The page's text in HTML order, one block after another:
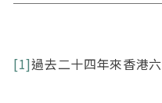
[1]過去二十四年來香港